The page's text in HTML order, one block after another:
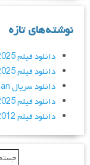
نوشته‌های تازه
دانلود فیلم A Time for Bravery 2025
دانلود فیلم The Great Flood 2025
دانلود سریال Kurulus Orhan
دانلود فیلم The Thing with Feathers 2025
دانلود فیلم Adventure Planet 2012